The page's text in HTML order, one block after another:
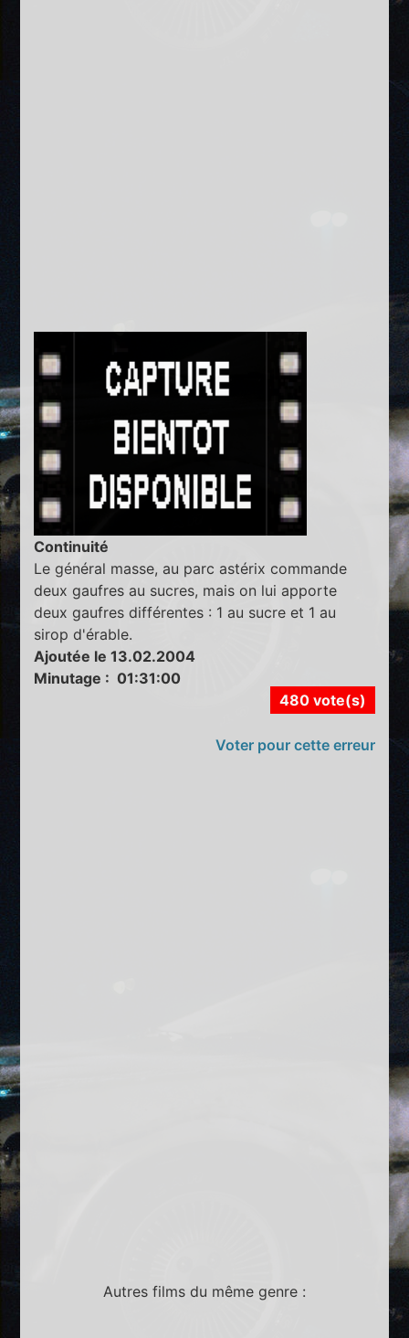
Continuité
Le général masse, au parc astérix commande
deux gaufres au sucres, mais on lui apporte
deux gaufres différentes : 1 au sucre et 1 au
sirop d'érable.
Ajoutée le 13.02.2004
Minutage : 01:31:00
480 vote(s)
Voter pour cette erreur
Autres films du même genre :